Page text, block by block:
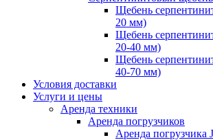
Щебень
20 мм)
Щебень
20-40 мм)
Щебень
40-70 мм)
Условия доставки
Услуги и цены
Аренда техники
Аренда погрузчиков
Аренда погрузчика